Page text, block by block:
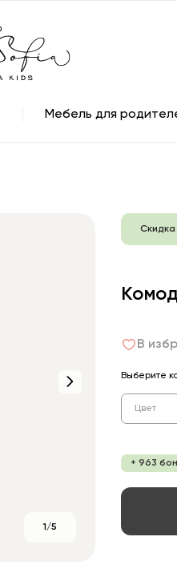
Мебель для
1/5
Скидка
В
Выберите
Цвет
+ 963